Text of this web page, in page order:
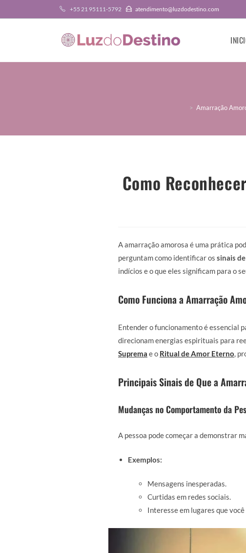
+55 21 95111-5792 atendimento@luzdodestino.com
> Amarração
Como
A amarração amorosa é uma prática
perguntam como identificar os sinais
indícios e o que eles significam para o
Como Funciona a Amarração
Entender o funcionamento é essencial
direcionam energias espirituais para
Suprema e o Ritual de Amor Eterno,
Principais Sinais de Que a
Mudanças no Comportamento da
A pessoa pode começar a demonstrar
Exemplos:
Mensagens inesperadas.
Curtidas em redes sociais.
Interesse em lugares que